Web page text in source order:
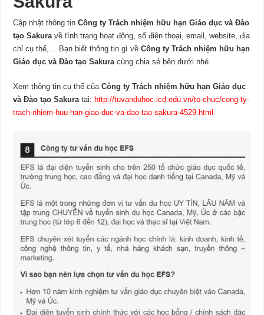
Cập nhật thông tinCông ty Trách nhiệm hữu hạn Giáo dục và Đào
tạo Sakuravề tình trạng hoạt động, số điện thoại, email, website, địa
chỉ cụ thể,… Bạn biết thông tin gì vềCông ty Trách nhiệm hữu hạn
Giáo dục và Đào tạo Sakuracùng chia sẻ bên dưới nhé.
Xem thông tin cụ thể củaCông ty Trách nhiệm hữu hạn Giáo dục
và Đào tạo Sakuratại: http://tuvanduhoc.icd.edu.vn/to-chuc/cong-ty-
trach-nhiem-huu-han-giao-duc-va-dao-tao-sakura-4529.html